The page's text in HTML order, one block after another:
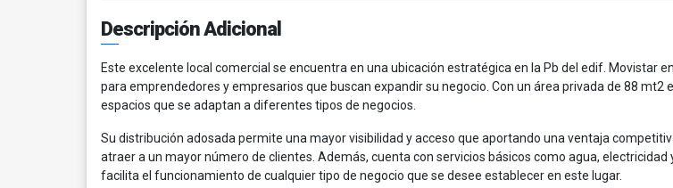
Descripción Adicional
Este excelente local comercial se encuentra en una ubicación estratégica en la Pb del edif. Movistar
para emprendedores y empresarios que buscan expandir su negocio. Con un área privada de 88 mt2
espacios que se adaptan a diferentes tipos de negocios.
Su distribución adosada permite una mayor visibilidad y acceso que aportando una ventaja
atraer a un mayor número de clientes. Además, cuenta con servicios básicos como agua, electricidad
facilita el funcionamiento de cualquier tipo de negocio que se desee establecer en este lugar.